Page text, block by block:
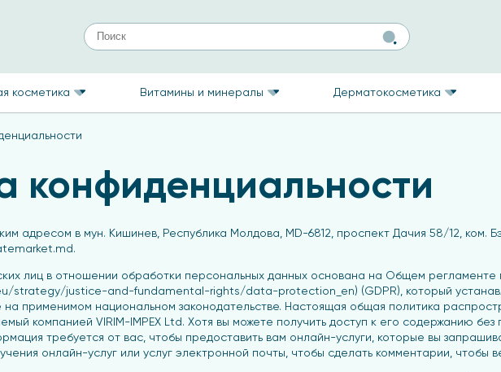
косметика Витамины и минералы Дерматокосметика
конфиденциальности
адресом в мун. Кишинев, Республика Молдова, MD-6812, проспект Дачия 58/12, ком.
лиц в отношении обработки персональных данных основана на Общем регламенте
strategy/justice-and-fundamental-rights/data-protection_en) (GDPR), который
применимом национальном законодательстве. Настоящая общая политика
компанией VIRIM-IMPEX Ltd. Хотя вы можете получить доступ к его содержанию
требуется от вас, чтобы предоставить вам онлайн-услуги, которые вы
онлайн-услуг или услуг электронной почты, чтобы сделать комментарии, чтобы